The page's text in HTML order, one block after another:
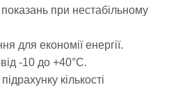
при нестабільному
для економії енергії.
-10 до +40°C.
кількості